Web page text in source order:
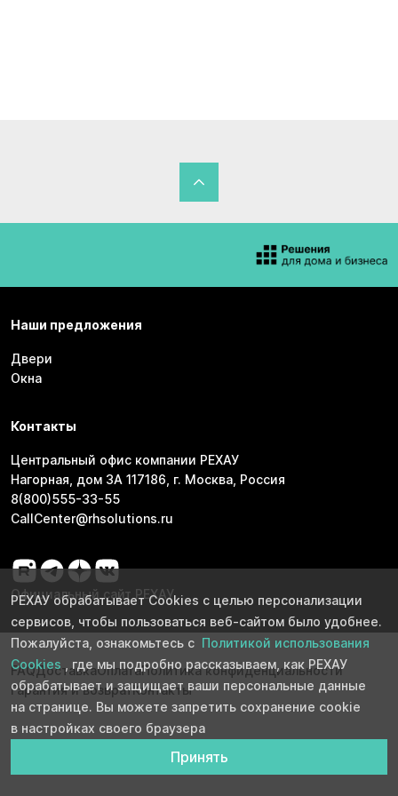
Наши предложения
Двери
Окна
Контакты
Центральный офис компании РЕХАУ
Нагорная, дом 3А 117186, г. Москва, Россия
8(800)555-33-55
CallCenter@rhsolutions.ru
Официальный сайт РЕХАУ
FAQДоставкаОплатаПолитика конфиденциальности
Гарантия и возвратКонтакты
РЕХАУ обрабатывает Cookies с целью персонализации
сервисов, чтобы пользоваться веб-сайтом было удобнее.
Пожалуйста, ознакомьтесь с Политикой использования
Cookies
, где мы подробно рассказываем, как РЕХАУ
обрабатывает и защищает ваши персональные данные
на странице. Вы можете запретить сохранение cookie
в настройках своего браузера
Принять